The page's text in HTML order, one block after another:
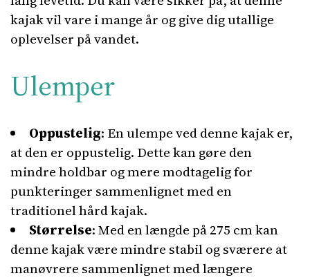
kajak vil vare i mange år og give dig utallige
oplevelser på vandet.
Ulemper
Oppustelig: En ulempe ved denne kajak er,
at den er oppustelig. Dette kan gøre den
mindre holdbar og mere modtagelig for
punkteringer sammenlignet med en
traditionel hård kajak.
Størrelse: Med en længde på 275 cm kan
denne kajak være mindre stabil og sværere at
manøvrere sammenlignet med længere